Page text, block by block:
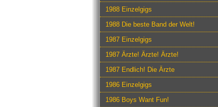
1988 Einzelgigs
1988 Die beste Band der Welt!
1987 Einzelgigs
1987 Ärzte! Ärzte! Ärzte!
1987 Endlich! Die Ärzte
1986 Einzelgigs
1986 Boys Want Fun!